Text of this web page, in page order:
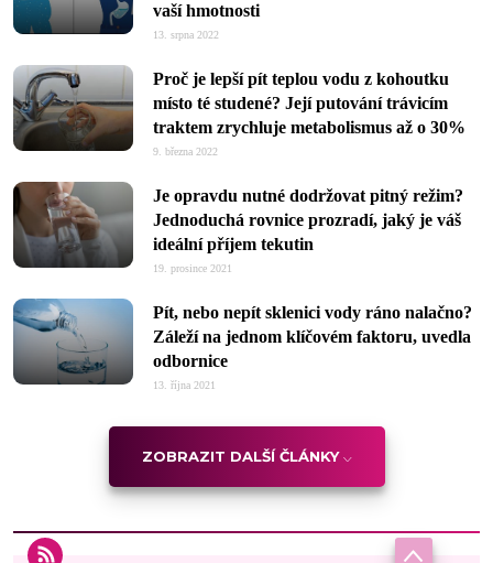
vaší hmotnosti
13. srpna 2022
Proč je lepší pít teplou vodu z kohoutku
místo té studené? Její putování trávicím
traktem zrychluje metabolismus až o 30%
9. března 2022
Je opravdu nutné dodržovat pitný režim?
Jednoduchá rovnice prozradí, jaký je váš
ideální příjem tekutin
19. prosince 2021
Pít, nebo nepít sklenici vody ráno nalačno?
Záleží na jednom klíčovém faktoru, uvedla
odbornice
13. října 2021
ZOBRAZIT DALŠÍ ČLÁNKY